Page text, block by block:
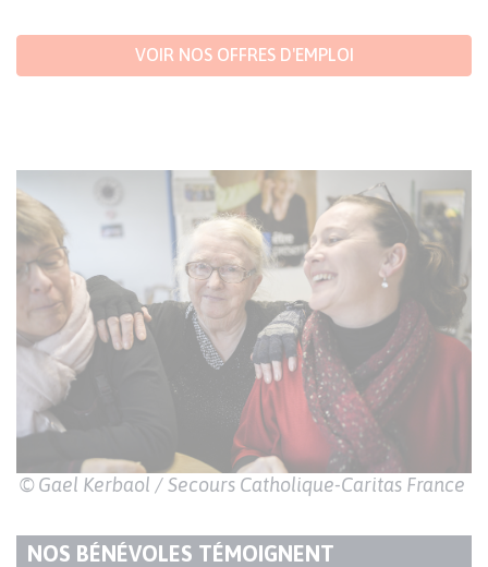
VOIR NOS OFFRES D'EMPLOI
© Gael Kerbaol / Secours Catholique-Caritas France
NOS BÉNÉVOLES TÉMOIGNENT